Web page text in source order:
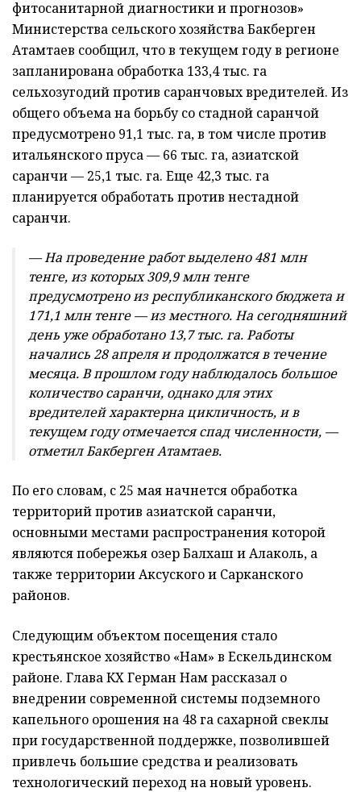
фитосанитарной диагностики и прогнозов»
Министерства сельского хозяйства Бакберген
Атамтаев сообщил, что в текущем году в регионе
запланирована обработка 133,4 тыс. га
сельхозугодий против саранчовых вредителей. Из
общего объема на борьбу со стадной саранчой
предусмотрено 91,1 тыс. га, в том числе против
итальянского пруса — 66 тыс. га, азиатской
саранчи — 25,1 тыс. га. Еще 42,3 тыс. га
планируется обработать против нестадной
саранчи.
— На проведение работ выделено 481 млн
тенге, из которых 309,9 млн тенге
предусмотрено из республиканского бюджета и
171,1 млн тенге — из местного. На сегодняшний
день уже обработано 13,7 тыс. га. Работы
начались 28 апреля и продолжатся в течение
месяца. В прошлом году наблюдалось большое
количество саранчи, однако для этих
вредителей характерна цикличность, и в
текущем году отмечается спад численности, —
отметил Бакберген Атамтаев.
По его словам, с 25 мая начнется обработка
территорий против азиатской саранчи,
основными местами распространения которой
являются побережья озер Балхаш и Алаколь, а
также территории Аксуского и Сарканского
районов.
Следующим объектом посещения стало
крестьянское хозяйство «Нам» в Ескельдинском
районе. Глава КХ Герман Нам рассказал о
внедрении современной системы подземного
капельного орошения на 48 га сахарной свеклы
при государственной поддержке, позволившей
привлечь большие средства и реализовать
технологический переход на новый уровень.